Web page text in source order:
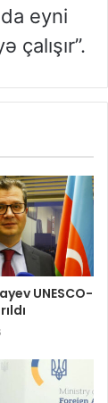
eyni
UNESCO-